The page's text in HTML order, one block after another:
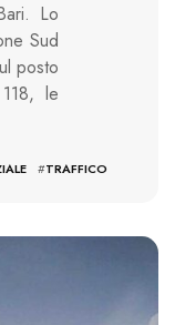
Lo
Sud
posto
le
#TRAFFICO